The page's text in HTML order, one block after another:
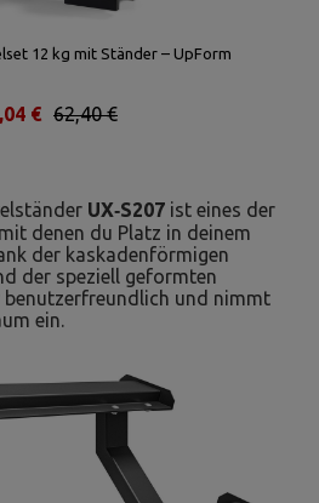
12 kg mit Ständer – UpForm
62,40 €
€
UX‑S207 ist eines der
denen du Platz in deinem
der kaskadenförmigen
der speziell geformten
benutzerfreundlich und nimmt
ein.